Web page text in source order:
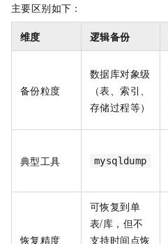
主要区别如下：
维度 逻辑备份
备份粒度
数据库对象级
（表、索引、
存储过程等）
典型工具 mysqldump
恢复精度
可恢复到单
表/库，但不
支持时间点恢